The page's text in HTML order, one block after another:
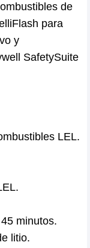
de
para
y
SafetySuite
LEL.
minutos.
litio.